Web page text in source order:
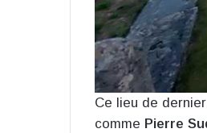
Ce lieu de
comme Pierre